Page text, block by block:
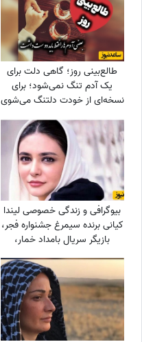
طالع‌بینی روز؛ گاهی دلت برای
یک آدم تنگ نمی‌شود؛ برای
نسخه‌ای از خودت دلتنگ می‌شوی
می‌شناختی / دوشنبه 19 مرداد
1405
بیوگرافی و زندگی خصوصی لیندا
کیانی برنده سیمرغ جشنواره فجر،
بازیگر سریال بامداد خمار،
پایتخت، دلدادگان و.../ از
وضعیت ازدواج تا آلبوم تصاویر
شخصی